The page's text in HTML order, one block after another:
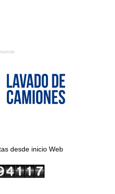
desde inicio Web